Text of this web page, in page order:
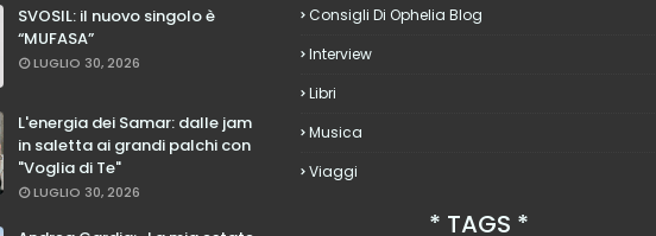
SVOSIL: il nuovo singolo è
“MUFASA”
LUGLIO 30, 2026
L'energia dei Samar: dalle jam
in saletta ai grandi palchi con
"Voglia di Te"
LUGLIO 30, 2026
Consigli Di Ophelia Blog
Interview
Libri
Musica
Viaggi
TAGS